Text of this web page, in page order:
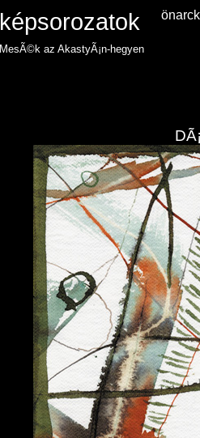
képsorozatok
MesÃ©k az AkastyÃ¡n-hegyen